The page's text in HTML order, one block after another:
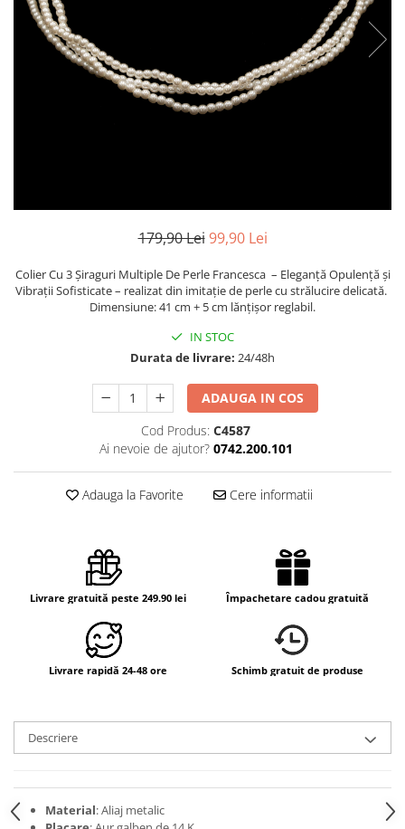
179,90 Lei 99,90 Lei
Colier Cu 3 Șiraguri Multiple De Perle Francesca – Eleganță Opulență și
Vibrații Sofisticate – realizat din imitație de perle cu strălucire delicată.
Dimensiune: 41 cm + 5 cm lănțișor reglabil.
IN STOC
Durata de livrare: 24/48h
ADAUGA IN COS
Cod Produs: C4587
Ai nevoie de ajutor? 0742.200.101
Adauga la Favorite Cere informatii
Livrare gratuită peste 249.90 lei Împachetare cadou gratuită
Livrare rapidă 24-48 ore Schimb gratuit de produse
Descriere
Material: Aliaj metalic